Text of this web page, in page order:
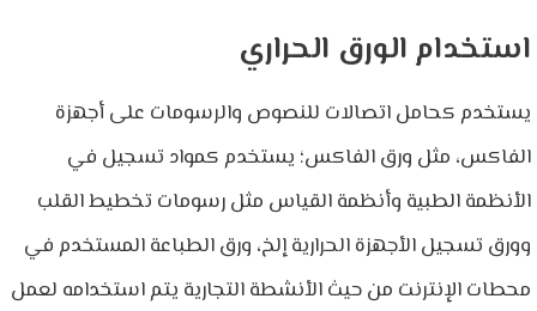
استخدام الورق الحراري
يستخدم كحامل اتصالات للنصوص والرسومات على أجهزة
الفاكس، مثل ورق الفاكس؛ يستخدم كمواد تسجيل في
الأنظمة الطبية وأنظمة القياس مثل رسومات تخطيط القلب
وورق تسجيل الأجهزة الحرارية إلخ، ورق الطباعة المستخدم في
محطات الإنترنت من حيث الأنشطة التجارية يتم استخدامه لعمل